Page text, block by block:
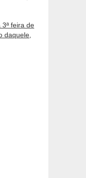
feira de
daquele,